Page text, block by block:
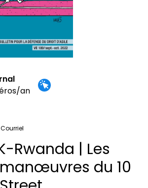
an
Courriel
Rwanda | Les
du 10